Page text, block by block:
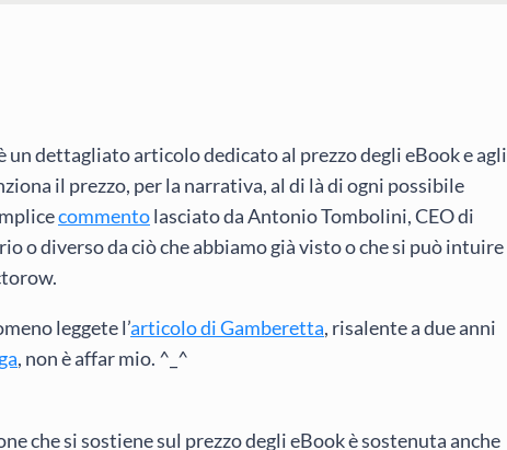
dettagliato articolo dedicato al prezzo degli eBook e agli
il prezzo, per la narrativa, al di là di ogni possibile
commentolasciato da Antonio Tombolini, CEO di
o diverso da ciò che abbiamo già visto o che si può intuire
leggete l’articolo di Gamberetta, risalente a due anni
, non è affar mio. ^_^
che si sostiene sul prezzo degli eBook è sostenuta anche